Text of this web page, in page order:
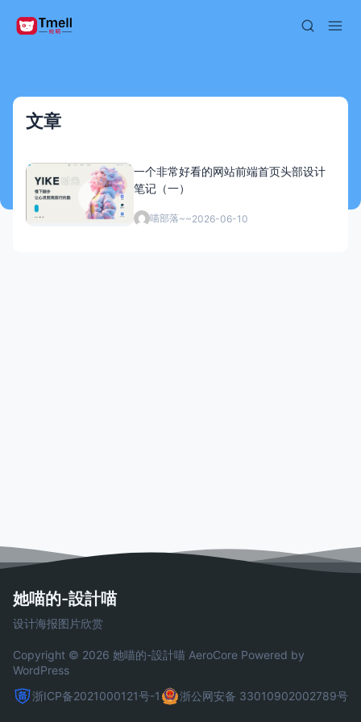
文章
一个非常好看的网站前端首页头部设计
笔记（一）
喵部落~~2026-06-10
她喵的-設計喵
设计海报图片欣赏
Copyright © 2026 她喵的-設計喵 AeroCore Powered by
WordPress
浙ICP备2021000121号-1
浙公网安备 33010902002789号